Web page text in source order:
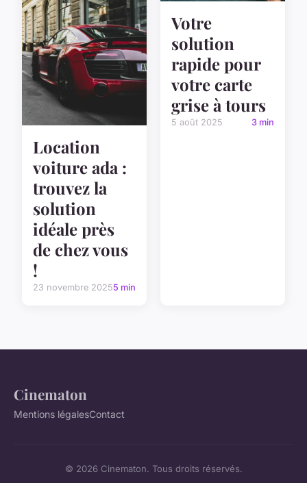
Location
voiture ada :
trouvez la
solution
idéale près
de chez vous
!
23 novembre 20255 min
Votre
solution
rapide pour
votre carte
grise à tours
5 août 2025 3 min
Cinematon
Mentions légalesContact
© 2026 Cinematon. Tous droits réservés.